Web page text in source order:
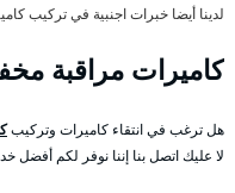
لدينا أيضا خبرات اجنبية في تركيب
كاميرات مراقبة
هل ترغب في انتقاء كاميرات وتركيب
لا عليك اتصل بنا إننا نوفر لكم أفضل